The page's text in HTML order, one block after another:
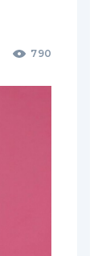
790